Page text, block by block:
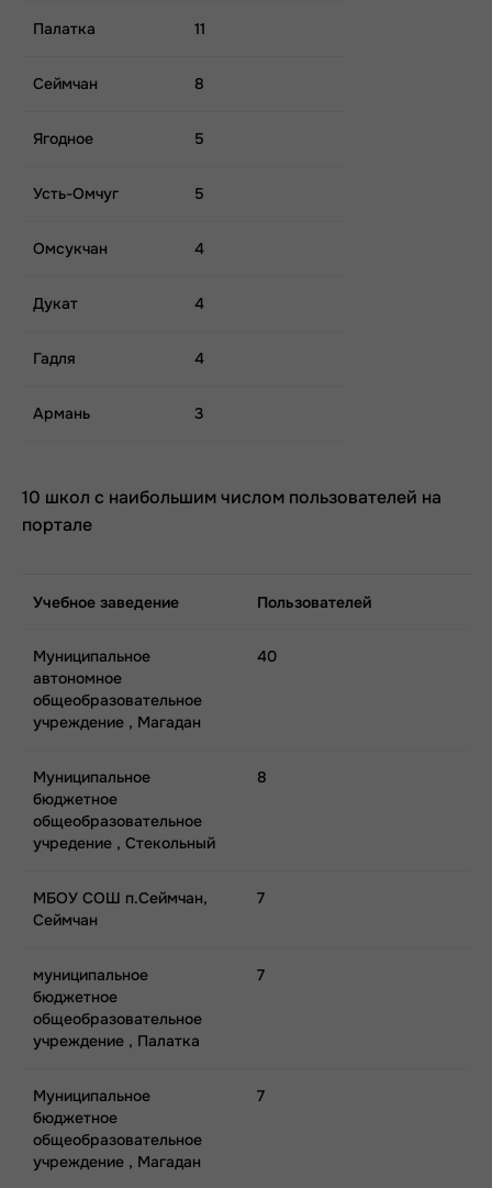
Палатка 11
Сеймчан 8
Ягодное 5
Усть-Омчуг 5
Омсукчан 4
Дукат 4
Гадля 4
Армань 3
10 школ с наибольшим числом пользователей на
портале
Учебное заведение Пользователей
Муниципальное
автономное
общеобразовательное
учреждение , Магадан
40
Муниципальное
бюджетное
общеобразовательное
учредение , Стекольный
8
МБОУ СОШ п.Сеймчан,
Сеймчан
7
муниципальное
бюджетное
общеобразовательное
учреждение , Палатка
7
Муниципальное
бюджетное
общеобразовательное
учреждение , Магадан
7